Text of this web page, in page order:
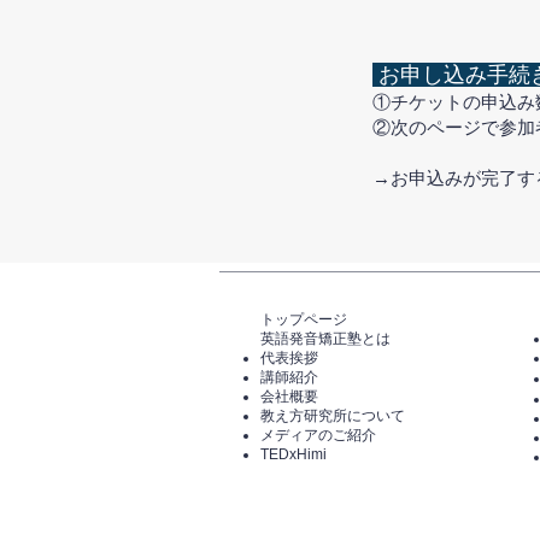
お申し込み手
①チケットの申込み
②次のページで参加
​→お申込みが完了す
トップページ​
英語発音矯正塾とは
代表挨拶
講師紹介
​会社概要
​教え方研究所について
メディアのご紹介
TEDxHimi